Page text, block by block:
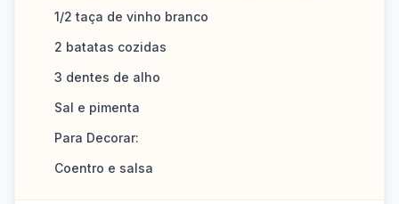
1/2 taça de vinho branco
2 batatas cozidas
3 dentes de alho
Sal e pimenta
Para Decorar:
Coentro e salsa